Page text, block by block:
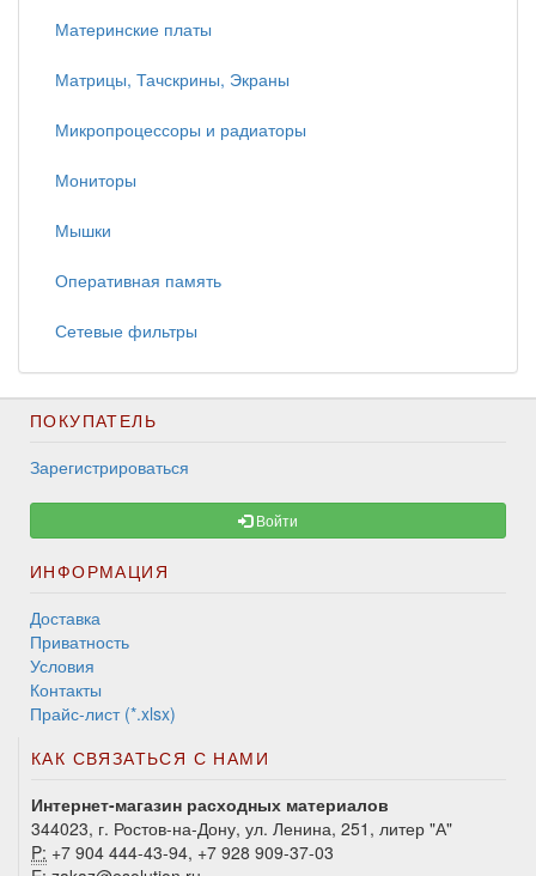
Материнские платы
Матрицы, Тачскрины, Экраны
Микропроцессоры и радиаторы
Мониторы
Мышки
Оперативная память
Сетевые фильтры
ПОКУПАТЕЛЬ
Зарегистрироваться
Войти
ИНФОРМАЦИЯ
Доставка
Приватность
Условия
Контакты
Прайс-лист (*.xlsx)
КАК СВЯЗАТЬСЯ С НАМИ
Интернет-магазин расходных материалов
344023, г. Ростов-на-Дону, ул. Ленина, 251, литер "А"
P: +7 904 444-43-94, +7 928 909-37-03